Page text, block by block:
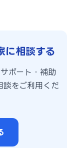
に相談する
ポート・補助
談をご利用くだ